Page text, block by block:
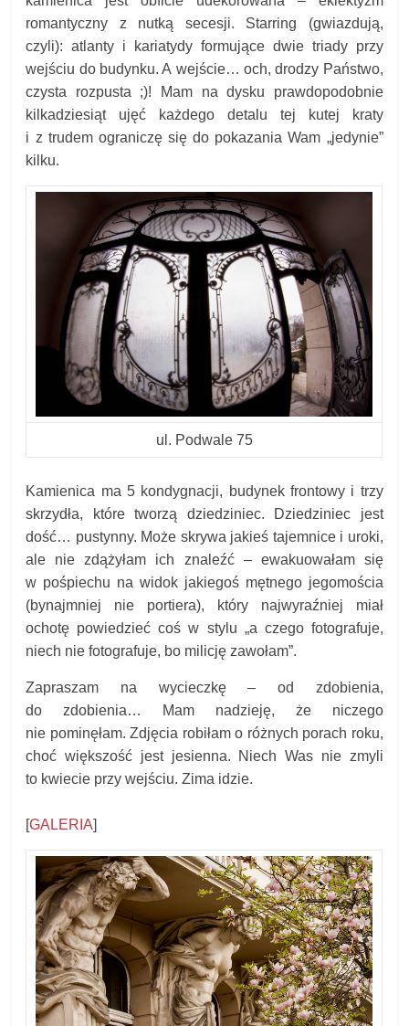
romantyczny z nutką secesji. Starring (gwiazdują,
czyli): atlanty i kariatydy formujące dwie triady przy
wejściu do budynku. A wejście… och, drodzy Państwo,
czysta rozpusta ;)! Mam na dysku prawdopodobnie
kilkadziesiąt ujęć każdego detalu tej kutej kraty
i z trudem ograniczę się do pokazania Wam „jedynie”
kilku.
ul. Podwale 75
Kamienica ma 5 kondygnacji, budynek frontowy i trzy
skrzydła, które tworzą dziedziniec. Dziedziniec jest
dość… pustynny. Może skrywa jakieś tajemnice i uroki,
ale nie zdążyłam ich znaleźć – ewakuowałam się
w pośpiechu na widok jakiegoś mętnego jegomościa
(bynajmniej nie portiera), który najwyraźniej miał
ochotę powiedzieć coś w stylu „a czego fotografuje,
niech nie fotografuje, bo milicję zawołam”.
Zapraszam na wycieczkę – od zdobienia,
do zdobienia… Mam nadzieję, że niczego
nie pominęłam. Zdjęcia robiłam o różnych porach roku,
choć większość jest jesienna. Niech Was nie zmyli
to kwiecie przy wejściu. Zima idzie.
[GALERIA]